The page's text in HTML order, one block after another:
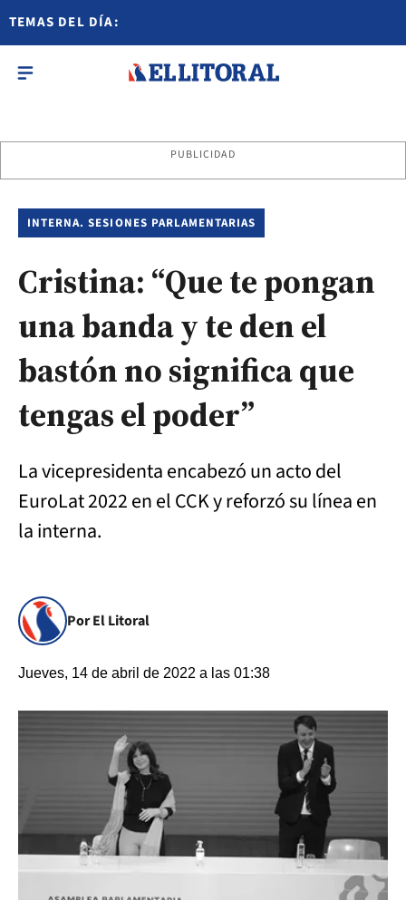
TEMAS DEL DÍA:
PUBLICIDAD
INTERNA. SESIONES PARLAMENTARIAS
Cristina: “Que te pongan
una banda y te den el
bastón no significa que
tengas el poder”
La vicepresidenta encabezó un acto del
EuroLat 2022 en el CCK y reforzó su línea en
la interna.
Por El Litoral
Jueves, 14 de abril de 2022 a las 01:38